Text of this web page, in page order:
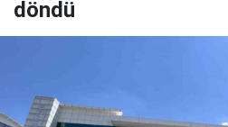
döndü